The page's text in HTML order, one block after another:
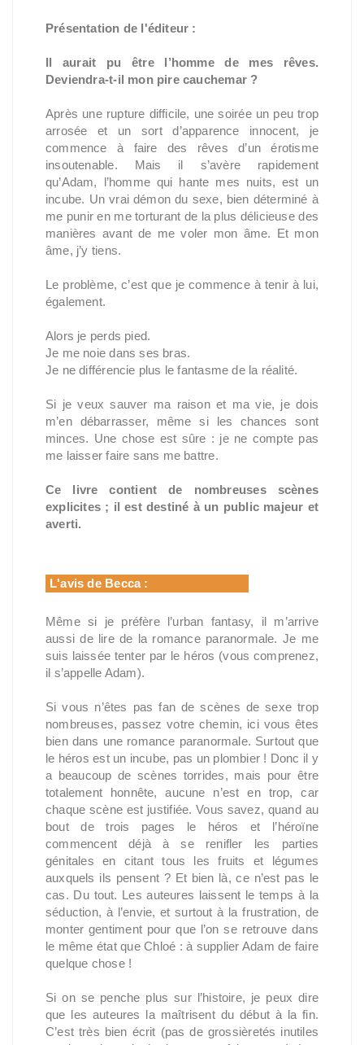
Présentation de l'éditeur :
Il aurait pu être l’homme de mes rêves.
Deviendra-t-il mon pire cauchemar ?
Après une rupture difficile, une soirée un peu trop
arrosée et un sort d’apparence innocent, je
commence à faire des rêves d’un érotisme
insoutenable. Mais il s’avère rapidement
qu’Adam, l’homme qui hante mes nuits, est un
incube. Un vrai démon du sexe, bien déterminé à
me punir en me torturant de la plus délicieuse des
manières avant de me voler mon âme. Et mon
âme, j’y tiens.
Le problème, c’est que je commence à tenir à lui,
également.
Alors je perds pied.
Je me noie dans ses bras.
Je ne différencie plus le fantasme de la réalité.
Si je veux sauver ma raison et ma vie, je dois
m’en débarrasser, même si les chances sont
minces. Une chose est sûre : je ne compte pas
me laisser faire sans me battre.
Ce livre contient de nombreuses scènes
explicites ; il est destiné à un public majeur et
averti.
L'avis de Becca :
Même si je préfère l’urban fantasy, il m’arrive
aussi de lire de la romance paranormale. Je me
suis laissée tenter par le héros (vous comprenez,
il s’appelle Adam).
Si vous n’êtes pas fan de scènes de sexe trop
nombreuses, passez votre chemin, ici vous êtes
bien dans une romance paranormale. Surtout que
le héros est un incube, pas un plombier ! Donc il y
a beaucoup de scènes torrides, mais pour être
totalement honnête, aucune n’est en trop, car
chaque scène est justifiée. Vous savez, quand au
bout de trois pages le héros et l’héroïne
commencent déjà à se renifler les parties
génitales en citant tous les fruits et légumes
auxquels ils pensent ? Et bien là, ce n’est pas le
cas. Du tout. Les auteures laissent le temps à la
séduction, à l’envie, et surtout à la frustration, de
monter gentiment pour que l’on se retrouve dans
le même état que Chloé : à supplier Adam de faire
quelque chose !
Si on se penche plus sur l’histoire, je peux dire
que les auteures la maîtrisent du début à la fin.
C’est très bien écrit (pas de grossièretés inutiles